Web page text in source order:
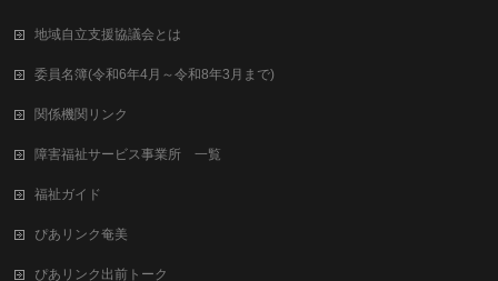
地域自立支援協議会とは
委員名簿(令和6年4月～令和8年3月まで)
関係機関リンク
障害福祉サービス事業所 一覧
福祉ガイド
ぴあリンク奄美
ぴあリンク出前トーク